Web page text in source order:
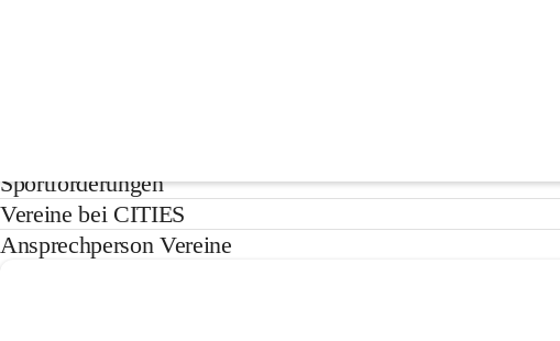
Sportförderungen
Vereine bei CITIES
Ansprechperson Vereine